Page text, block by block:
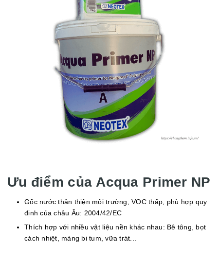
Ưu điểm của Acqua Primer NP
Gốc nước thân thiện môi trường, VOC thấp, phù hợp quy
định của châu Âu: 2004/42/EC
Thích hợp với nhiều vật liệu nền khác nhau: Bê tông, bọt
cách nhiệt, màng bi tum, vữa trát...